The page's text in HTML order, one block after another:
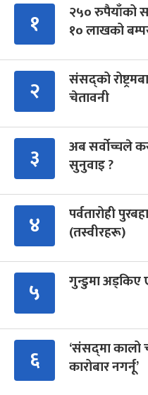
१
२५० रुपैयाँको
१० लाखको
२
संसद्को
चेतावनी
३
अब सर्वोच्चले
सुनुवाइ ?
४
पर्वतारोही
(तस्वीरहरू)
५ गुन्डुमा अड्किए
६
‘संसद्‍मा
कारोबार नगर्नू’